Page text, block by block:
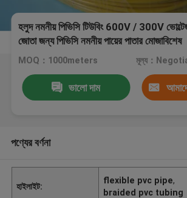
হলুদ নমনীয় পিভিসি টিউবিং 600V / 300V ভোল্টেজ
জোতা জন্য পিভিসি নমনীয় পায়ের পাতার মোজাবিশেষ
MOQ：1000meters মূল্য：
ভালো দাম
পণ্যের বর্ণনা
হাইলাইট:
flexible pvc pipe,
braided pvc tubing